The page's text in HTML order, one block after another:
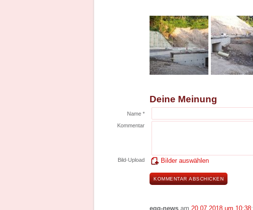
Deine Meinung
Name *
Kommentar
Bild-Upload Bilder auswählen
egg-news am 20.07.2018 um 10:38: